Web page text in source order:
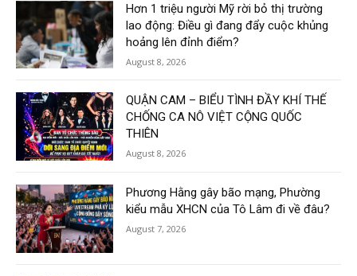
Hơn 1 triệu người Mỹ rời bỏ thị trường
lao động: Điều gì đang đẩy cuộc khủng
hoảng lên đỉnh điểm?
August 8, 2026
QUẬN CAM – BIỂU TÌNH ĐẦY KHÍ THẾ
CHỐNG CA NÔ VIỆT CỘNG QUỐC
THIÊN
August 8, 2026
Phương Hằng gây bão mạng, Phường
kiểu mẫu XHCN của Tô Lâm đi về đâu?
August 7, 2026